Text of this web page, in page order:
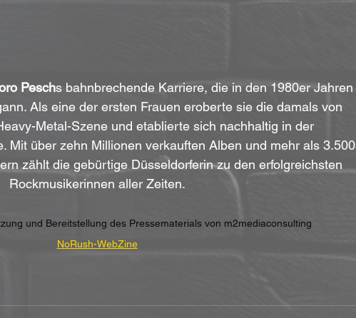
Peschs bahnbrechende Karriere, die in den 1980er Jahren
Als eine der ersten Frauen eroberte sie die damals von
Metal-Szene und etablierte sich nachhaltig in der
Mit über zehn Millionen verkauften Alben und mehr als 3.500
zählt die gebürtige Düsseldorferin zu den erfolgreichsten
Rockmusikerinnen aller Zeiten.
und Bereitstellung des Pressematerials von m2mediaconsulting
NoRush-WebZine